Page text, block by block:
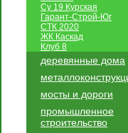
Су 19 Курская
Гарант-Строй-Юг
СТК 2020
ЖК Каскад
Клуб 8
деревянные дома
мосты и дороги
промышленное
строительство